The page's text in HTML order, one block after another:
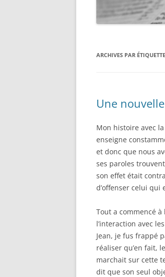
ARCHIVES PAR
Une
Mon histoire avec
enseigne
et donc que nous
ses paroles
son effet était
d’offenser celui qui
Tout a commencé
l’interaction avec
Jean, je fus frappé
réaliser qu’en fait,
marchait sur cette
dit que son seul